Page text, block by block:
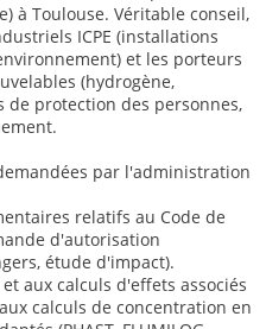
à Toulouse. Véritable conseil,
ICPE (installations
et les porteurs
(hydrogène,
de protection des personnes,
par l'administration
relatifs au Code de
d'autorisation
étude d'impact).
aux calculs d'effets associés
calculs de concentration en